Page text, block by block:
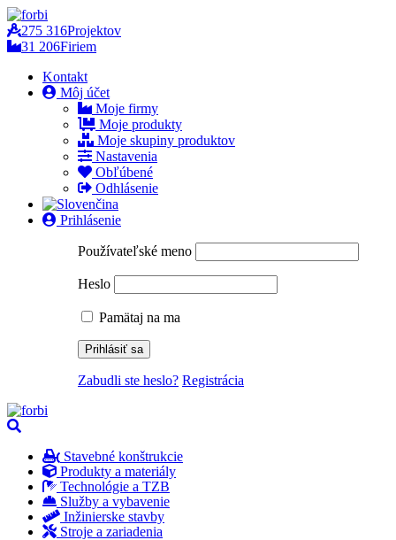
275 316Projektov
31 206Firiem
Kontakt
Môj účet
Moje firmy
Moje produkty
Moje skupiny produktov
Nastavenia
Obľúbené
Odhlásenie
Prihlásenie
Používateľské meno
Heslo
Pamätaj na ma
Zabudli ste heslo? Registrácia
Stavebné konštrukcie
Produkty a materiály
Technológie a TZB
Služby a vybavenie
Inžinierske stavby
Stroje a zariadenia